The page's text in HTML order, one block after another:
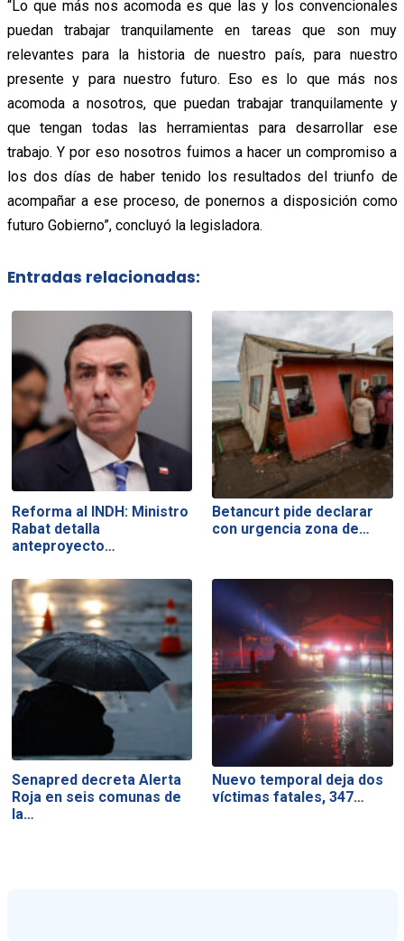
“Lo que más nos acomoda es que las y los convencionales
puedan trabajar tranquilamente en tareas que son muy
relevantes para la historia de nuestro país, para nuestro
presente y para nuestro futuro. Eso es lo que más nos
acomoda a nosotros, que puedan trabajar tranquilamente y
que tengan todas las herramientas para desarrollar ese
trabajo. Y por eso nosotros fuimos a hacer un compromiso a
los dos días de haber tenido los resultados del triunfo de
acompañar a ese proceso, de ponernos a disposición como
futuro Gobierno”, concluyó la legisladora.
Entradas relacionadas:
Reforma al INDH: Ministro
Rabat detalla
anteproyecto…
Betancurt pide declarar
con urgencia zona de…
Senapred decreta Alerta
Roja en seis comunas de
la…
Nuevo temporal deja dos
víctimas fatales, 347…